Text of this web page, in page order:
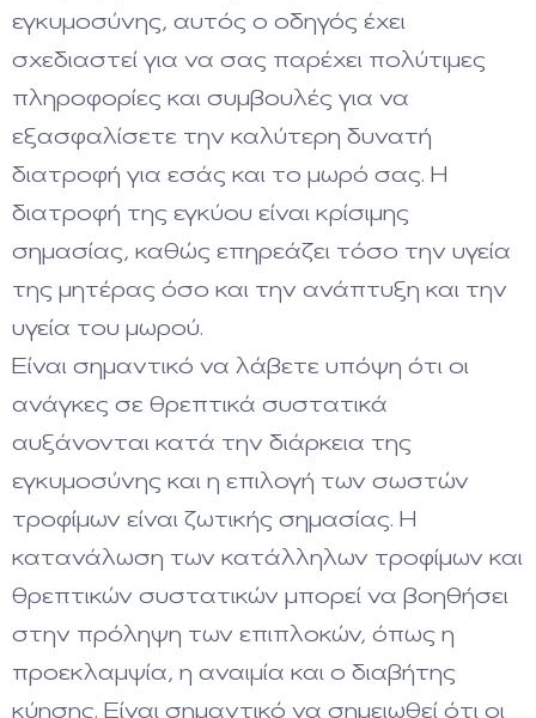
εγκυμοσύνης, αυτός ο οδηγός έχει
σχεδιαστεί για να σας παρέχει πολύτιμες
πληροφορίες και συμβουλές για να
εξασφαλίσετε την καλύτερη δυνατή
διατροφή για εσάς και το μωρό σας. Η
διατροφή της εγκύου είναι κρίσιμης
σημασίας, καθώς επηρεάζει τόσο την υγεία
της μητέρας όσο και την ανάπτυξη και την
υγεία του μωρού.
Είναι σημαντικό να λάβετε υπόψη ότι οι
ανάγκες σε θρεπτικά συστατικά
αυξάνονται κατά την διάρκεια της
εγκυμοσύνης και η επιλογή των σωστών
τροφίμων είναι ζωτικής σημασίας. Η
κατανάλωση των κατάλληλων τροφίμων και
θρεπτικών συστατικών μπορεί να βοηθήσει
στην πρόληψη των επιπλοκών, όπως η
προεκλαμψία, η αναιμία και ο διαβήτης
κύησης. Είναι σημαντικό να σημειωθεί ότι οι